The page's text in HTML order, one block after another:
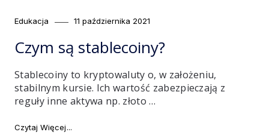
Category
Edukacja
Posted
11 października 2021
Czym są stablecoiny?
Stablecoiny to kryptowaluty o, w założeniu,
stabilnym kursie. Ich wartość zabezpieczają z
reguły inne aktywa np. złoto …
Czytaj Więcej